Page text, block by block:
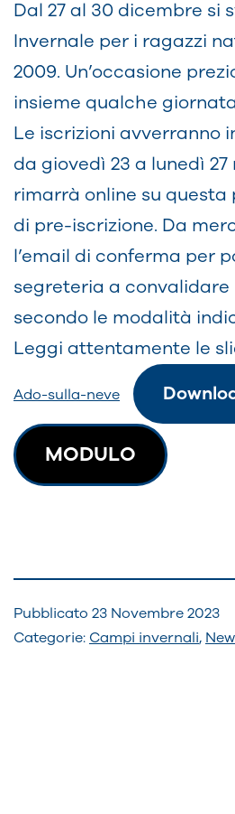
Dal 27 al 30 dicembre si
Invernale per i ragazzi
2009. Un’occasione
insieme qualche
Le iscrizioni avverranno
da giovedì 23 a lunedì
rimarrà online su questa
di pre-iscrizione. Da
l’email di conferma per
segreteria a convalidare
secondo le modalità
Leggi attentamente le
Ado-sulla-neve
MODULO
Pubblicato 23 Novembre 2023
Categorie: Campi invernali,